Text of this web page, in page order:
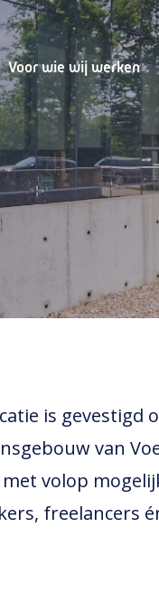
Voor wie wij werken
is
van
volop
freelancers